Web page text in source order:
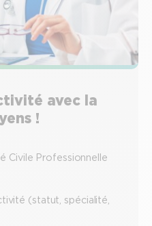
avec la
!
Civile Professionnelle
(statut, spécialité,